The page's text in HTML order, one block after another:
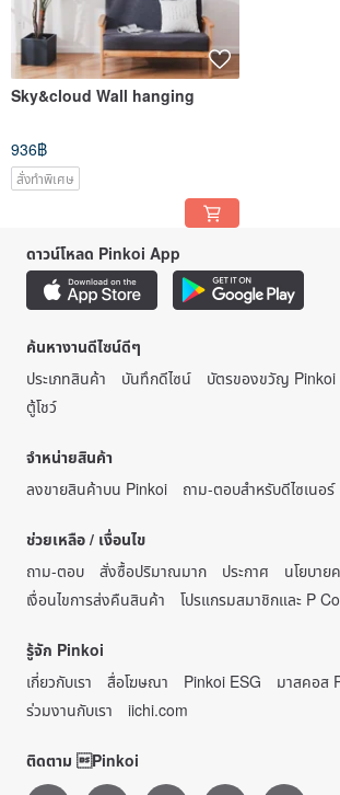
Sky&cloud Wall hanging
936฿
สั่งทำพิเศษ
ดาวน์โหลด Pinkoi App
ค้นหางานดีไซน์ดีๆ
ประเภทสินค้า
บันทึกดีไซน์ บัตรของขวัญ Pinkoi
ตู้โชว์
จำหน่ายสินค้า
ลงขายสินค้าบน Pinkoi
ถาม-ตอบสำหรับดีไซเนอร์
ช่วยเหลือ / เงื่อนไข
ถาม-ตอบ
สั่งซื้อปริมาณมาก ประกาศ
นโยบาย
เงื่อนไขการส่งคืนสินค้า
โปรแกรมสมาชิกและ P
รู้จัก Pinkoi
เกี่ยวกับเรา
สื่อโฆษณา Pinkoi ESG
มาสคอส
ร่วมงานกับเรา
iichi.com
ติดตาม Pinkoi